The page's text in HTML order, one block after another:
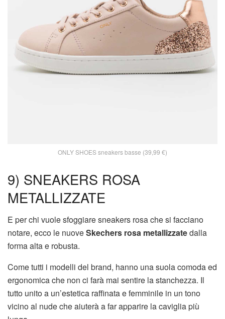
ONLY SHOES sneakers basse (39,99 €)
9) SNEAKERS ROSA
METALLIZZATE
E per chi vuole sfoggiare sneakers rosa che si facciano
notare, ecco le nuoveSkechers rosa metallizzatedalla
forma alta e robusta.
Come tutti i modelli del brand, hanno una suola comoda ed
ergonomica che non ci farà mai sentire la stanchezza. Il
tutto unito a un’estetica raffinata e femminile in un tono
vicino al nude che aiuterà a far apparire la caviglia più